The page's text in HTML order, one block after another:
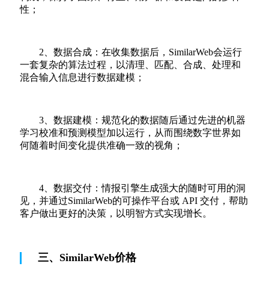
性；
2、数据合成：在收集数据后，SimilarWeb会运行
一套复杂的算法过程，以清理、匹配、合成、处理和
混合输入信息进行数据建模；
3、数据建模：规范化的数据随后通过先进的机器
学习校准和预测模型加以运行，从而围绕数字世界如
何随着时间变化提供准确一致的视角；
4、数据交付：情报引擎生成强大的随时可用的洞
见，并通过SimilarWeb的可操作平台或 API 交付，帮助
客户做出更好的决策，以明智方式实现增长。
三、SimilarWeb价格